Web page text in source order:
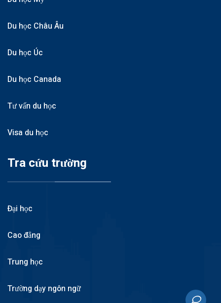
Du học Châu Âu
Du học Úc
Du học Canada
Tư vấn du học
Visa du học
Tra cứu trường
Đại học
Cao đẳng
Trung học
Trường dạy ngôn ngữ